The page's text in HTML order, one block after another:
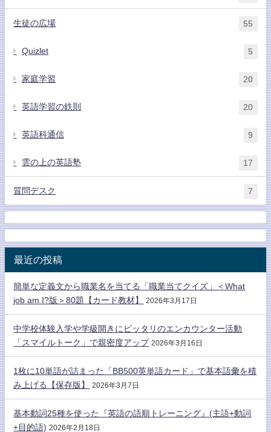
生徒の広場 55
Quizlet 5
家庭学習 20
英語学習の鉄則 20
英語科通信 9
雲の上の英語塾 17
質問デスク 7
最近の投稿
簡単な定義文から職業名を当てる「職業当てクイズ」＜What
job am I?版＞80題【カード教材】
2026年3月17日
中学校体験入学や学級開きにピッタリのエンカウンター活動
「スマイルトーク」で親密度アップ 2026年3月16日
1枚に10単語が詰まった「BB500英単語カード」で基本語彙を積
み上げる【保存版】
2026年3月7日
基本動詞25種を使った『英語の語順トレーニング』(主語+動詞
+目的語) 2026年2月18日